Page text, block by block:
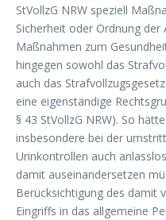
StVollzG NRW speziell
Sicherheit oder Ordnung der
Maßnahmen zum
hingegen sowohl das
auch das
eine eigenständige
§ 43 StVollzG NRW). So
insbesondere bei der
Urinkontrollen auch
damit auseinandersetzen
Berücksichtigung des damit
Eingriffs in das allgemeine